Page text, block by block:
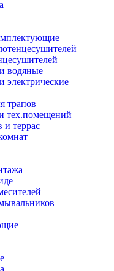
водяные
электрические
трапов
тех.помещений
и террас